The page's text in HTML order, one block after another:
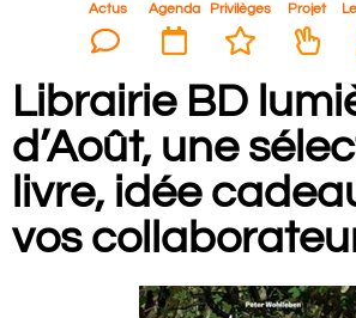
Actus Agenda Privilèges Projet
Librairie BD
d’Août, une
livre, idée
vos